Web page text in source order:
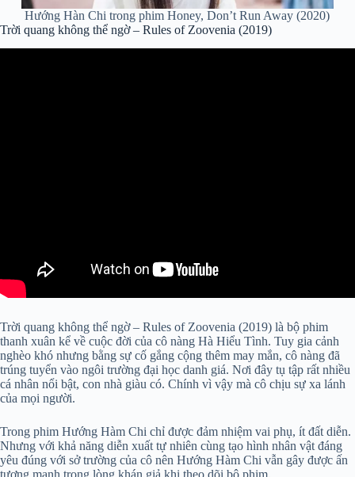
Hướng Hàn Chi trong phim Honey, Don’t Run Away (2020)
Trời quang không thể ngờ – Rules of Zoovenia (2019)
Trời quang không thể ngờ – Rules of Zoovenia (2019) là bộ phim
thanh xuân kể về cuộc đời của cô nàng Hà Hiểu Tình. Tuy gia cảnh
nghèo khó nhưng bằng sự cố gắng cộng thêm may mắn, cô nàng đã
trúng tuyển vào ngôi trường đại học danh giá. Nơi đây tụ tập rất nhiều
cá nhân nổi bật, con nhà giàu có. Chính vì vậy mà cô chịu sự xa lánh
của mọi người.
Trong phim Hướng Hàm Chi chỉ được đảm nhiệm vai phụ, ít đất diễn.
Nhưng với khả năng diễn xuất tự nhiên cùng tạo hình nhân vật đáng
yêu đúng với sở trường của cô nên Hướng Hàm Chi vẫn gây được ấn